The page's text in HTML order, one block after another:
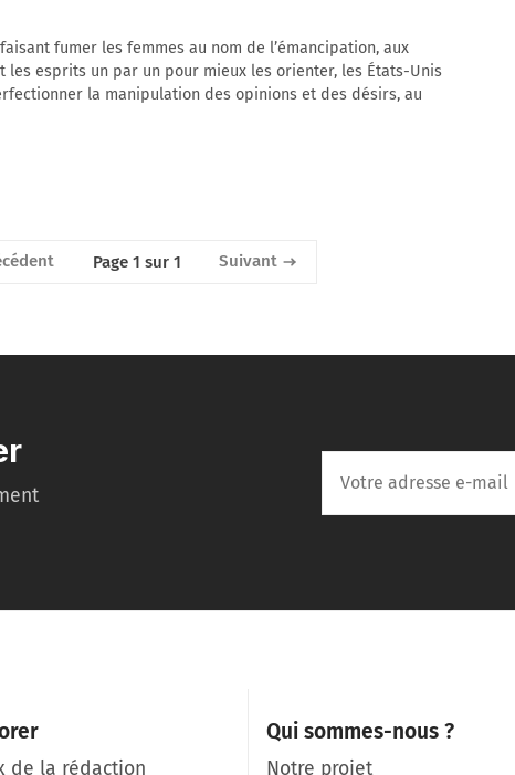
fumer les femmes au nom de l’émancipation, aux
les esprits un par un pour mieux les orienter, les États-Unis
la manipulation des opinions et des désirs, au
Page 1 sur 1 Suivant
de la rédaction
Qui sommes-nous ?
Notre projet